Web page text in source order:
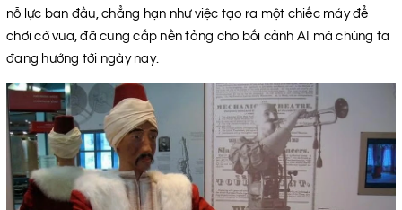
nỗ lực ban đầu, chẳng hạn như việc tạo ra một chiếc máy để
chơi cờ vua, đã cung cấp nền tảng cho bối cảnh AI mà chúng ta
đang hướng tới ngày nay.